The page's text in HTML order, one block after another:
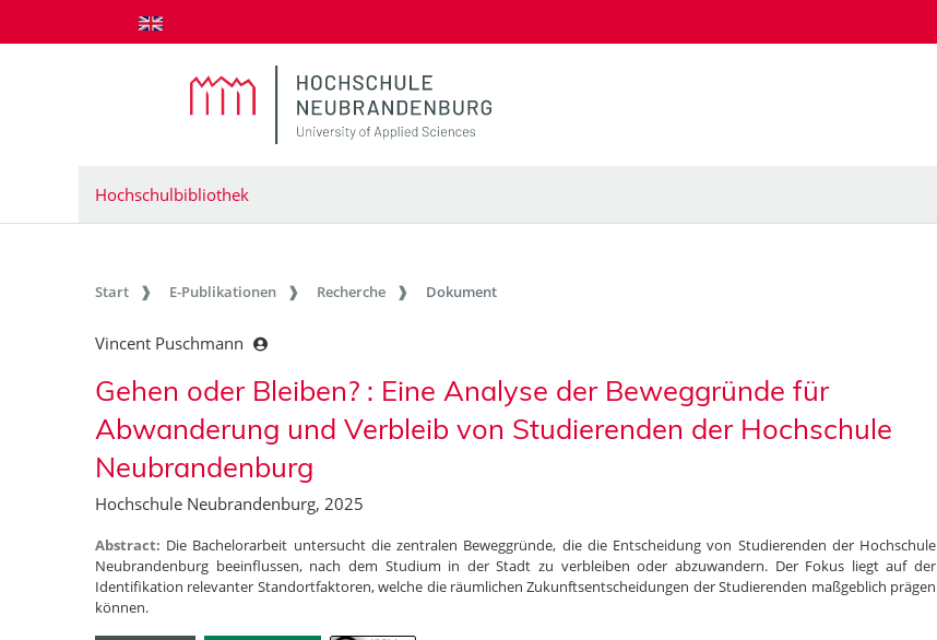
zum Inhalt springen
Hochschulbibliothek
Start E-Publikationen Recherche Dokument
Vincent Puschmann
Gehen oder Bleiben? : Eine Analyse der Beweggründe für
Abwanderung und Verbleib von Studierenden der Hochschule
Neubrandenburg
Hochschule Neubrandenburg, 2025
Abstract: Die Bachelorarbeit untersucht die zentralen Beweggründe, die die Entscheidung von Studierenden der Hochschule
Neubrandenburg beeinflussen, nach dem Studium in der Stadt zu verbleiben oder abzuwandern. Der Fokus liegt auf der
Identifikation relevanter Standortfaktoren, welche die räumlichen Zukunftsentscheidungen der Studierenden maßgeblich prägen
können.